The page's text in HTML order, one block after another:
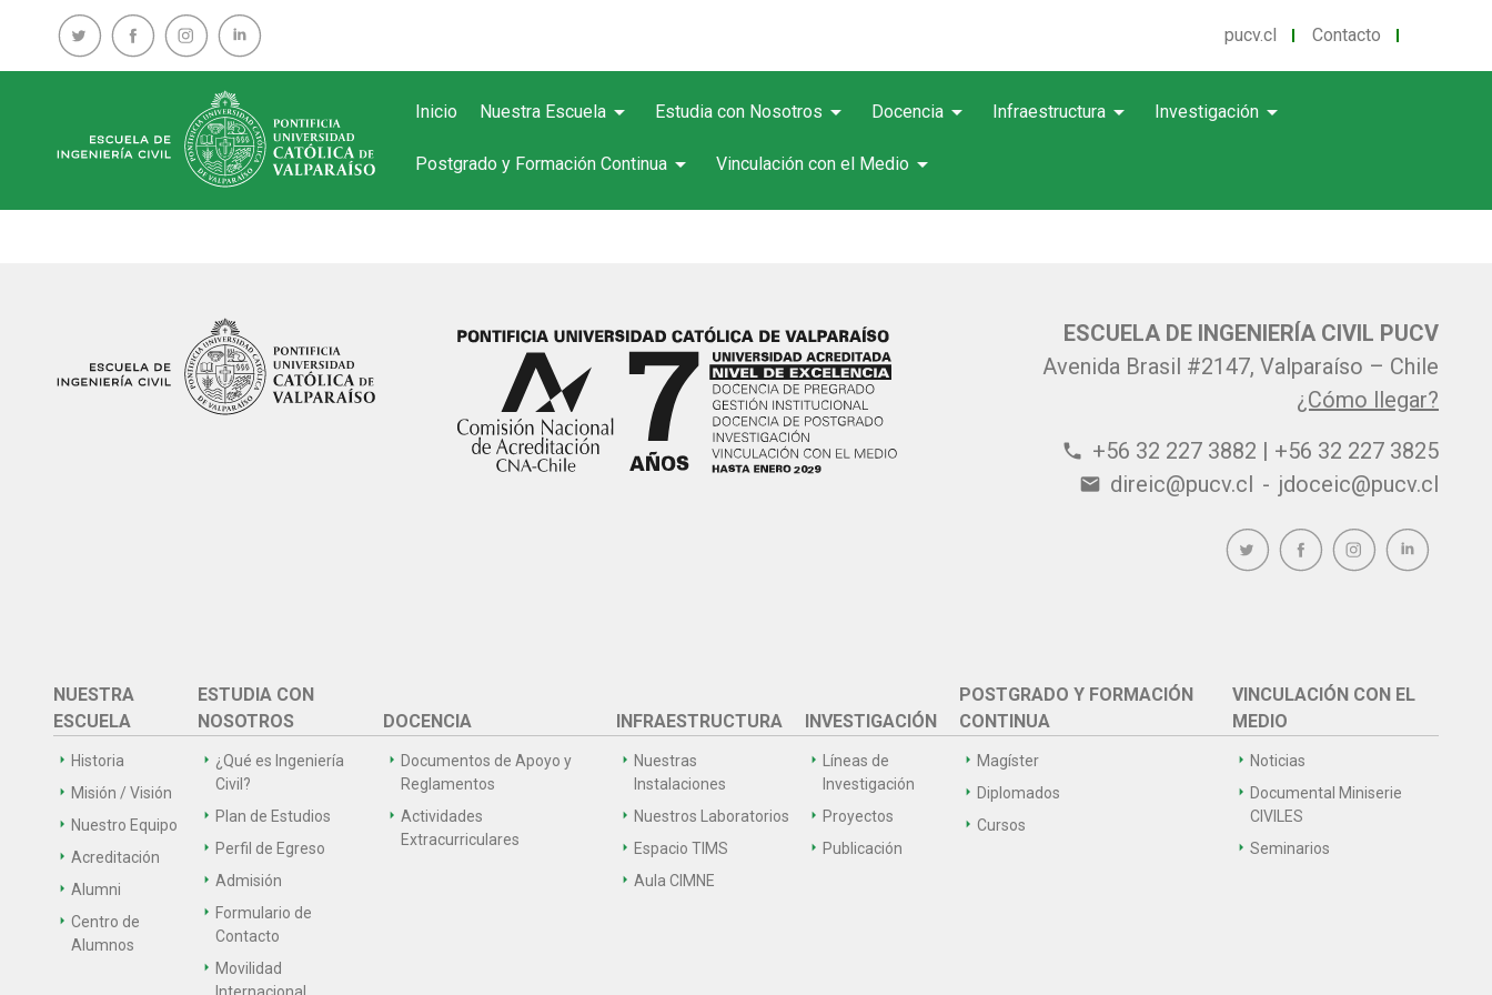
pucv.cl Contacto
Inicio Nuestra Escuela arrow_drop_down Estudia con Nosotros arrow_drop_down Docencia arrow_drop_down Infraestructura arrow_drop_down Investigación arrow_drop_down
Postgrado y Formación Continua arrow_drop_down Vinculación con el Medio arrow_drop_down
ESCUELA DE INGENIERÍA CIVIL PUCV
Avenida Brasil #2147, Valparaíso – Chile
¿Cómo llegar?
phone +56 32 227 3882 | +56 32 227 3825
email direic@pucv.cl - jdoceic@pucv.cl
NUESTRA
ESCUELA
Historia
Misión / Visión
Nuestro Equipo
Acreditación
Alumni
Centro de
Alumnos
ESTUDIA CON
NOSOTROS
¿Qué es Ingeniería
Civil?
Plan de Estudios
Perfil de Egreso
Admisión
Formulario de
Contacto
Movilidad
DOCENCIA
Documentos de Apoyo y
Reglamentos
Actividades
Extracurriculares
INFRAESTRUCTURA
Nuestras
Instalaciones
Nuestros Laboratorios
Espacio TIMS
Aula CIMNE
INVESTIGACIÓN
Líneas de
Investigación
Proyectos
Publicación
POSTGRADO Y FORMACIÓN
CONTINUA
Magíster
Diplomados
Cursos
VINCULACIÓN CON EL
MEDIO
Noticias
Documental Miniserie
CIVILES
Seminarios